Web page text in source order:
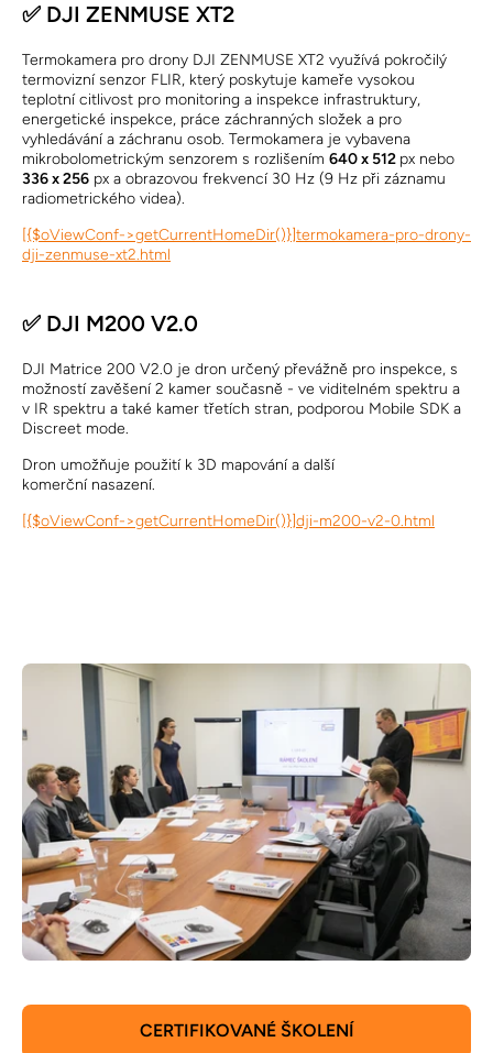
✅ DJI ZENMUSE XT2
Termokamera pro drony DJI ZENMUSE XT2 využívá pokročilý
termovizní senzor FLIR, který poskytuje kameře vysokou
teplotní citlivost pro monitoring a inspekce infrastruktury,
energetické inspekce, práce záchranných složek a pro
vyhledávání a záchranu osob. Termokamera je vybavena
mikrobolometrickým senzorem s rozlišením 640 x 512 px nebo
336 x 256 px a obrazovou frekvencí 30 Hz (9 Hz při záznamu
radiometrického videa).
[{$oViewConf->getCurrentHomeDir()}]termokamera-pro-drony-
dji-zenmuse-xt2.html
✅ DJI M200 V2.0
DJI Matrice 200 V2.0 je dron určený převážně pro inspekce, s
možností zavěšení 2 kamer současně - ve viditelném spektru a
v IR spektru a také kamer třetích stran, podporou Mobile SDK a
Discreet mode.
Dron umožňuje použití k 3D mapování a další
komerční nasazení.
[{$oViewConf->getCurrentHomeDir()}]dji-m200-v2-0.html
CERTIFIKOVANÉ ŠKOLENÍ